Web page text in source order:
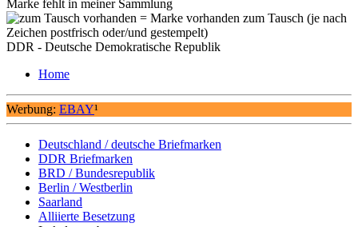
Marke fehlt in meiner Sammlung
= Marke vorhanden zum Tausch (je nach
Zeichen postfrisch oder/und gestempelt)
DDR - Deutsche Demokratische Republik
Home
Werbung: EBAY¹
Deutschland / deutsche Briefmarken
DDR Briefmarken
BRD / Bundesrepublik
Berlin / Westberlin
Saarland
Alliierte Besetzung